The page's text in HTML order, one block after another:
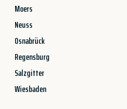
Moers
Neuss
Osnabrück
Regensburg
Salzgitter
Wiesbaden